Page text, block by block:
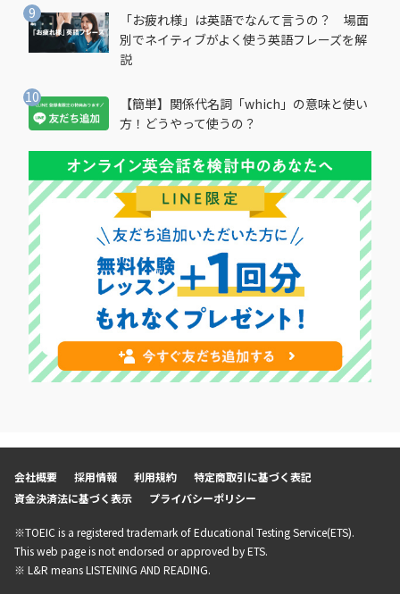
「お疲れ様」は英語でなんて言うの？ 場面
別でネイティブがよく使う英語フレーズを解
説
【簡単】関係代名詞「which」の意味と使い
方！どうやって使うの？
会社概要 採用情報 利用規約
特定商取引に基づく表記
資金決済法に基づく表示
プライバシーポリシー
※TOEIC is a registered trademark of Educational Testing Service(ETS).
This web page is not endorsed or approved by ETS.
※ L&R means LISTENING AND READING.